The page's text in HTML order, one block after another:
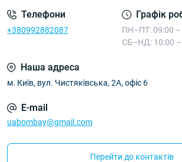
Телефони
+380992882087
Графік
ПН–ПТ: 09:00 –
СБ–НД: 10:00 –
Наша адреса
м. Київ, вул. Чистяківська, 2А, офіс 6
E-mail
uabombay@gmail.com
Перейти до контактів